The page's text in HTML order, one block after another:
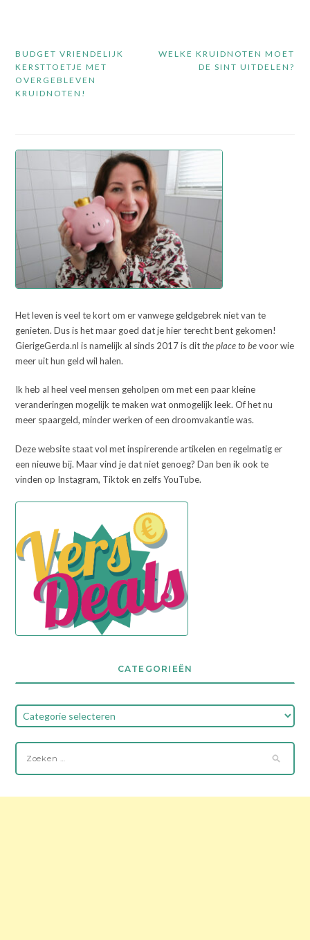
navigatie
WELKE KRUIDNOTEN MOET
DE SINT UITDELEN?
BUDGET VRIENDELIJK
KERSTTOETJE MET
OVERGEBLEVEN
KRUIDNOTEN!
Het leven is veel te kort om er vanwege geldgebrek niet van te
genieten. Dus is het maar goed dat je hier terecht bent gekomen!
GierigeGerda.nl is namelijk al sinds 2017 is ditthe place to bevoor wie
meer uit hun geld wil halen.
Ik heb al heel veel mensen geholpen om met een paar kleine
veranderingen mogelijk te maken wat onmogelijk leek. Of het nu
meer spaargeld, minder werken of een droomvakantie was.
Deze website staat vol met inspirerende artikelen en regelmatig er
een nieuwe bij. Maar vind je dat niet genoeg? Dan ben ik ook te
vinden op Instagram, Tiktok en zelfs YouTube.
CATEGORIEËN